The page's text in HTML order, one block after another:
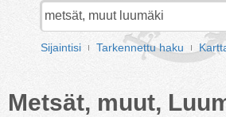
Sijaintisi Tarkennettu haku
Metsät, muut,